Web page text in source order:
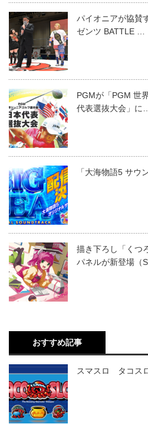
パイオニアが協賛
ゼンツ BATTLE …
PGMが「PGM 世
代表選抜大会」に…
「大海物語5 サウ
描き下ろし「くつ
パネルが新登場（
おすすめ記事
スマスロ タコス